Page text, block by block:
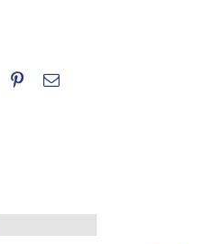
Pinterest
E-